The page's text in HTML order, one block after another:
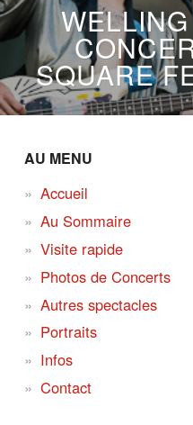
SQUARE
AU MENU
Accueil
Au Sommaire
Visite rapide
Photos de Concerts
Autres spectacles
Portraits
Infos
Contact